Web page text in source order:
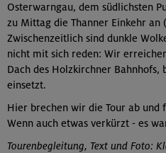
Osterwarngau, dem südlichsten
zu Mittag die Thanner Einkehr
Zwischenzeitlich sind dunkle
nicht mit sich reden: Wir
Dach des Holzkirchner
einsetzt.
Hier brechen wir die Tour ab und
Wenn auch etwas verkürzt - es
Tourenbegleitung, Text und Foto: